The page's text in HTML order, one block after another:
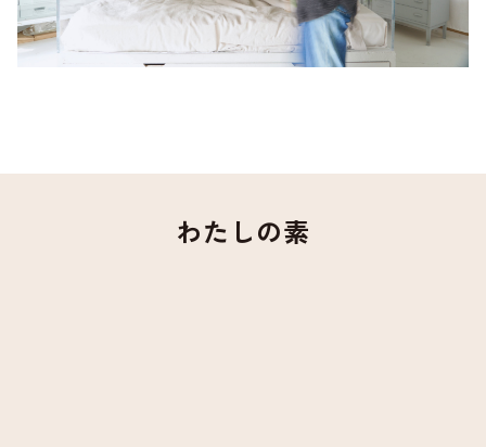
わたしの素